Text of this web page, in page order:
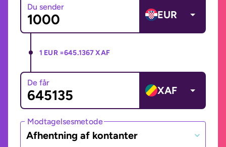
Du sender
EUR
1 EUR =645.1367 XAF
De får
XAF
Modtagelsesmetode
Afhentning af kontanter